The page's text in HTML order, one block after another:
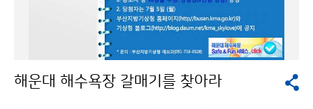
가 오는 곳이 있겠다. 26일(토)과 27일(일)은 서해안과
남해안 일부지방을 중심으로 안개가 끼는 곳이 있겠고, 해
상에서도 안개가 짙게 끼는 곳이 있겠다. 또한 제주 전해
함께 물결이 점차 높아지면서 남해상으로 풍랑특보가 확
해운대 해수욕장 갈매기를 찾아라